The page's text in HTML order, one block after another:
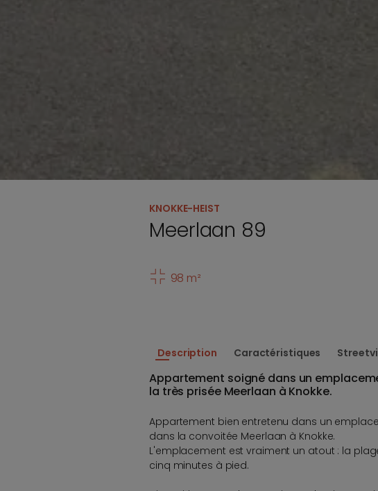
KNOKKE-HEIST
Meerlaan 89
98 m²
Description Caractéristiques
Appartement soigné dans un
la très prisée Meerlaan à Knokke.
Appartement bien entretenu dans un
dans la convoitée Meerlaan à Knokke.
L'emplacement est vraiment un atout : la
cinq minutes à pied.